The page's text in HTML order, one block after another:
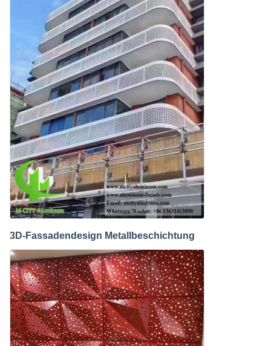
3D-Fassadendesign Metallbeschichtung